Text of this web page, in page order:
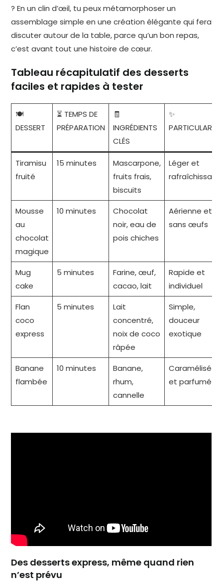
? En un clin d’œil, tu peux métamorphoser un
assemblage simple en une création élégante qui fera
discuter autour de la table, parce qu’un bon repas,
c’est avant tout une histoire de cœur.
Tableau récapitulatif des desserts
faciles et rapides à tester
🍽️
DESSERT
⏳ TEMPS DE
PRÉPARATION
🧾
INGRÉDIENTS
CLÉS
✨
PARTICULARITÉ
Tiramisu
fruité
15 minutes
Mascarpone,
fruits frais,
biscuits
Léger et
rafraîchissant
Mousse
au
chocolat
magique
10 minutes
Chocolat
noir, eau de
pois chiches
Aérienne et
sans œufs
Mug
cake
5 minutes
Farine, œuf,
cacao, lait
Rapide et
individuel
Flan
coco
express
5 minutes
Lait
concentré,
noix de coco
râpée
Simple,
douceur
exotique
Banane
flambée
10 minutes
Banane,
rhum,
cannelle
Caramélisé
et parfumé
Des desserts express, même quand rien
n’est prévu